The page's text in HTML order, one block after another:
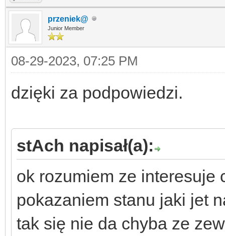
przeniek@
Junior Member
08-29-2023, 07:25 PM
dzięki za podpowiedzi.
stAch napisał(a):
ok rozumiem ze interesuje
pokazaniem stanu jaki jet
tak się nie da chyba ze